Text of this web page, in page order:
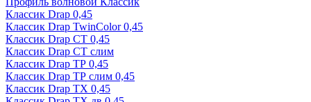
Классик Drap 0,45
Классик Drap TwinColor 0,45
Классик Drap СТ 0,45
Классик Drap СТ слим
Классик Drap ТР 0,45
Классик Drap ТР слим 0,45
Классик Drap ТХ 0,45